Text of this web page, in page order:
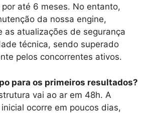
até 6 meses. No entanto,
da nossa engine,
as atualizações de segurança
técnica, sendo superado
pelos concorrentes ativos.
para os primeiros resultados?
vai ao ar em 48h. A
ocorre em poucos dias,